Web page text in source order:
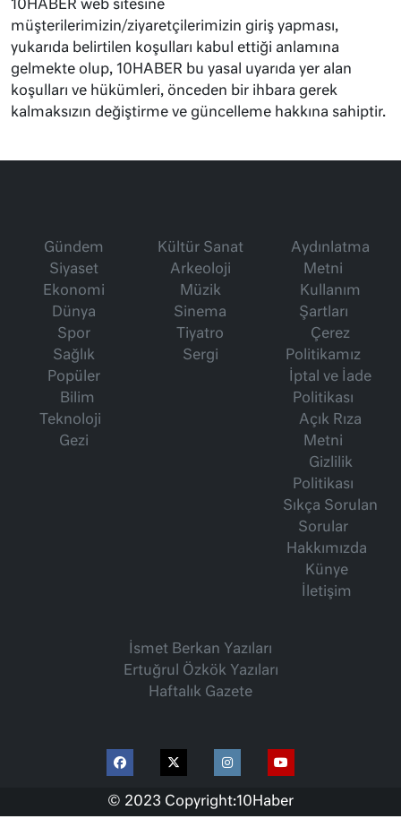
10HABER web sitesine
müşterilerimizin/ziyaretçilerimizin giriş yapması,
yukarıda belirtilen koşulları kabul ettiği anlamına
gelmekte olup, 10HABER bu yasal uyarıda yer alan
koşulları ve hükümleri, önceden bir ihbara gerek
kalmaksızın değiştirme ve güncelleme hakkına sahiptir.
Gündem
Siyaset
Ekonomi
Dünya
Spor
Sağlık
Popüler
Bilim
Teknoloji
Gezi
Kültür Sanat
Arkeoloji
Müzik
Sinema
Tiyatro
Sergi
Aydınlatma
Metni
Kullanım
Şartları
Çerez
Politikamız
İptal ve İade
Politikası
Açık Rıza
Metni
Gizlilik
Politikası
Sıkça Sorulan
Sorular
Hakkımızda
Künye
İletişim
İsmet Berkan Yazıları
Ertuğrul Özkök Yazıları
Haftalık Gazete
© 2023 Copyright:10Haber